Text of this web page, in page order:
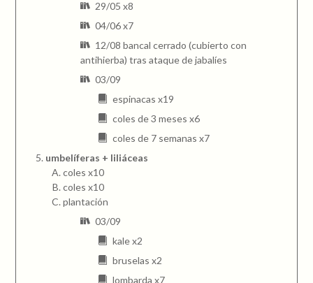
29/05 x8
04/06 x7
12/08 bancal cerrado (cubierto con
antihierba) tras ataque de jabalíes
03/09
espinacas x19
coles de 3 meses x6
coles de 7 semanas x7
umbelíferas + liliáceas
coles x10
coles x10
plantación
03/09
kale x2
bruselas x2
lombarda x7